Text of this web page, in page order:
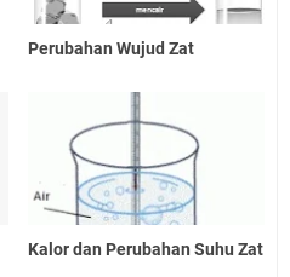
Perubahan Wujud Zat
Kalor dan Perubahan Suhu Zat